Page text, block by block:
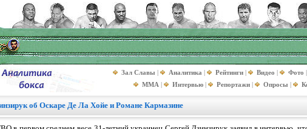
Зал Славы | Аналитика | Рейтинги | Видео | Фото |
MMA | Интервью | Репортажи | Опросы |
об Оскаре Де Ла Хойе и Романе Кармазине